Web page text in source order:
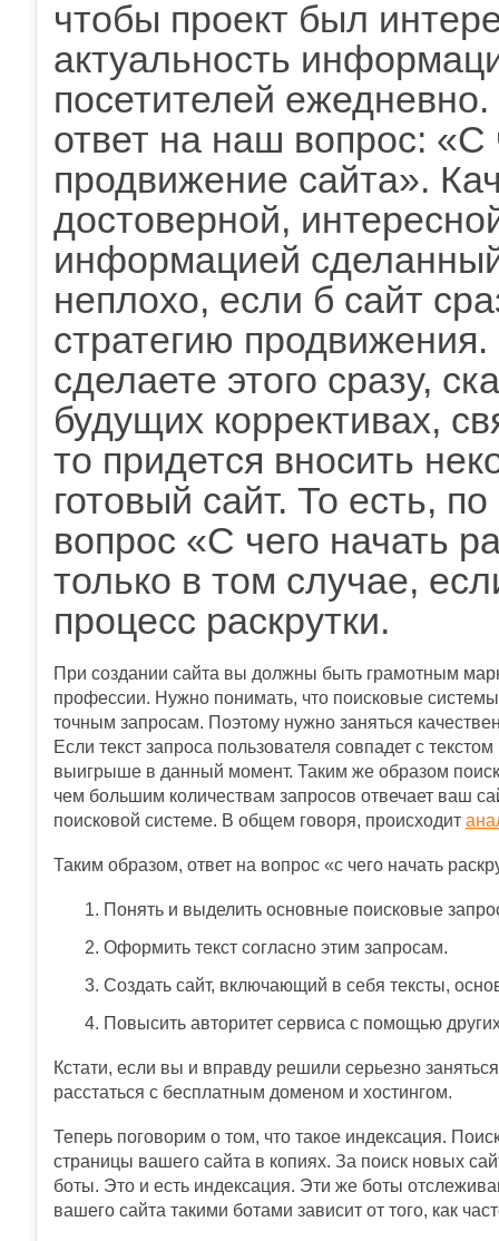
чтобы проект был
актуальность
посетителей
ответ на наш вопрос: «С
продвижение сайта».
достоверной,
информацией
неплохо, если б сайт
стратегию
сделаете этого сразу,
будущих коррективах,
то придется вносить
готовый сайт. То есть,
вопрос «С чего начать
только в том случае,
процесс раскрутки.
При создании сайта вы должны быть грамотным
профессии. Нужно понимать, что поисковые
точным запросам. Поэтому нужно заняться
Если текст запроса пользователя совпадет с
выигрыше в данный момент. Таким же образом
чем большим количествам запросов отвечает ваш
поисковой системе. В общем говоря, происходит
Таким образом, ответ на вопрос «с чего начать
Понять и выделить основные поисковые
Оформить текст согласно этим запросам.
Создать сайт, включающий в себя тексты,
Повысить авторитет сервиса с помощью
Кстати, если вы и вправду решили серьезно
расстаться с бесплатным доменом и хостингом.
Теперь поговорим о том, что такое индексация.
страницы вашего сайта в копиях. За поиск новых
боты. Это и есть индексация. Эти же боты
вашего сайта такими ботами зависит от того, как